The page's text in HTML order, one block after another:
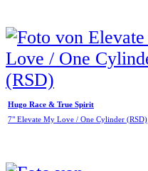
Hugo Race & True Spirit
7" Elevate My Love / One Cylinder (RSD)